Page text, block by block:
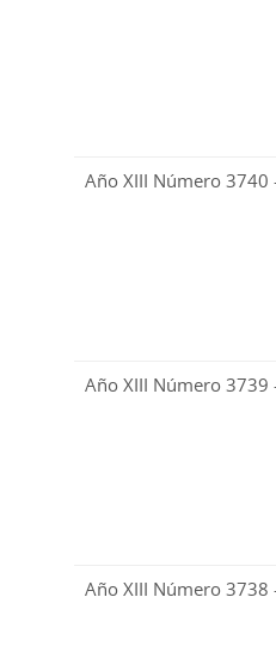
Año XIII Número
Año XIII Número
Año XIII Número